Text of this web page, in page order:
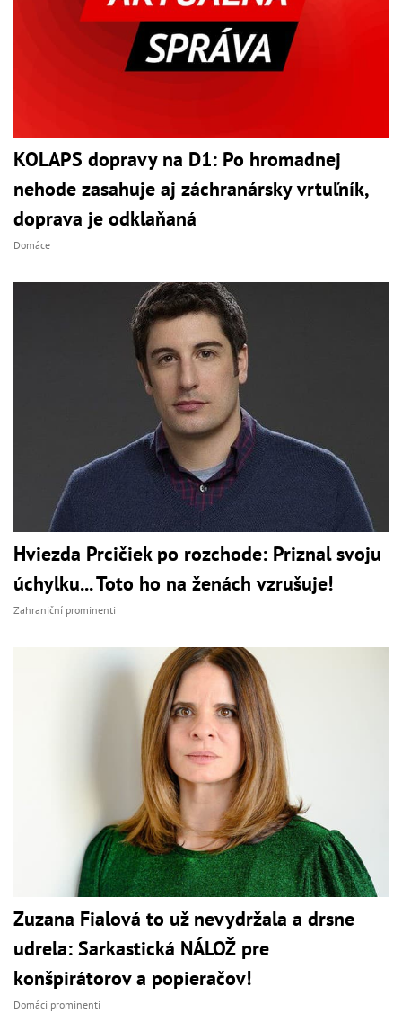
KOLAPS dopravy na D1: Po hromadnej
nehode zasahuje aj záchranársky vrtuľník,
doprava je odklaňaná
Domáce
Hviezda Prcičiek po rozchode: Priznal svoju
úchylku... Toto ho na ženách vzrušuje!
Zahraniční prominenti
Zuzana Fialová to už nevydržala a drsne
udrela: Sarkastická NÁLOŽ pre
konšpirátorov a popieračov!
Domáci prominenti